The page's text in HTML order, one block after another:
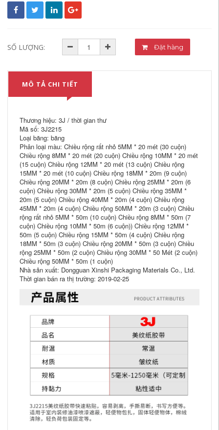
SỐ LƯỢNG: Đặt hàng
MÔ TẢ CHI TIẾT
Thương hiệu: 3J / thời gian thư
Mã số: 3J2215
Loại băng: băng
Phân loại màu: Chiều rộng rất nhỏ 5MM * 20 mét (30 cuộn)
Chiều rộng 8MM * 20 mét (20 cuộn) Chiều rộng 10MM * 20 mét
(15 cuộn) Chiều rộng 12MM * 20 mét (13 cuộn) Chiều rộng
15MM * 20 mét (10 cuộn) Chiều rộng 18MM * 20m (9 cuộn)
Chiều rộng 20MM * 20m (8 cuộn) Chiều rộng 25MM * 20m (6
cuộn) Chiều rộng 30MM * 20m (5 cuộn) Chiều rộng 35MM *
20m (5 cuộn) Chiều rộng 40MM * 20m (4 cuộn) Chiều rộng
45MM * 20m (4 cuộn) Chiều rộng 50MM * 20m (3 cuộn) Chiều
rộng rất nhỏ 5MM * 50m (10 cuộn) Chiều rộng 8MM * 50m (7
cuộn) Chiều rộng 10MM * 50m (6 cuộn)) Chiều rộng 12MM *
50m (5 cuộn) Chiều rộng 15MM * 50m (4 cuộn) Chiều rộng
18MM * 50m (3 cuộn) Chiều rộng 20MM * 50m (3 cuộn) Chiều
rộng 25MM * 50m (2 cuộn) Chiều rộng 30MM * 50 Mét (2 cuộn)
Chiều rộng 50MM * 50m (1 cuộn)
Nhà sản xuất: Dongguan Xinshi Packaging Materials Co., Ltd.
Thời gian bán ra thị trường: 2019-02-25